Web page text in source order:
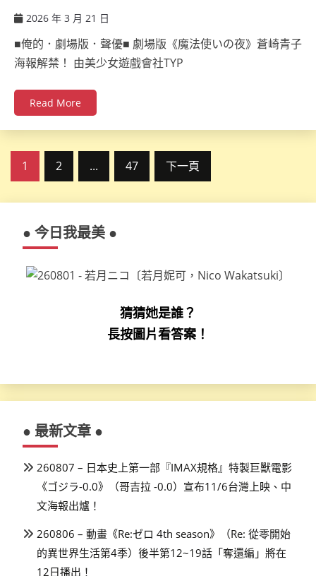
2026 年 3 月 21 日
■俺的．劇場版．聲優■ 劇場版《魔法使いの夜》蒼崎青子
海報解禁！ 由美少女遊戲會社TYP
Read More
文
頁
1 2 ... 47 下一頁
● 今日我最美 ●
猜猜她是誰？
長按圖片看答案！
● 最新文章 ●
260807 – 日本史上第一部『IMAX規格』特製巨獸電影
《ゴジラ-0.0》（哥吉拉 -0.0）宣布11/6台灣上映、中
文海報出爐！
260806 – 動畫《Re:ゼロ 4th season》（Re: 從零開始
的異世界生活第4季）後半第12~19話「奪還編」將在
12日播出！